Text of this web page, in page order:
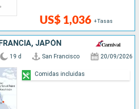
US$ 1,036 +Tasas
JAPÓN
19 d San Francisco 20/09/2026
Comidas incluidas